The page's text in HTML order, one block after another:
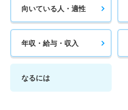
向いている人・適性
年収・給与・収入
なるには